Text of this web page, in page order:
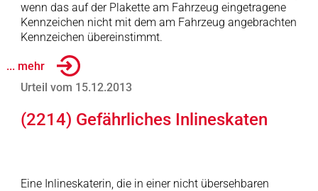
wenn das auf der Plakette am Fahrzeug eingetragene
Kennzeichen nicht mit dem am Fahrzeug angebrachten
Kennzeichen übereinstimmt.
... mehr
Urteil vom 15.12.2013
(2214) Gefährliches Inlineskaten
Eine Inlineskaterin, die in einer nicht übersehbaren